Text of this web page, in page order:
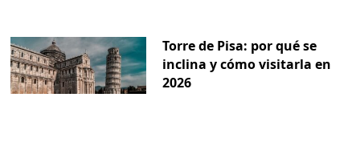
Torre de Pisa: por qué se
inclina y cómo visitarla en
2026